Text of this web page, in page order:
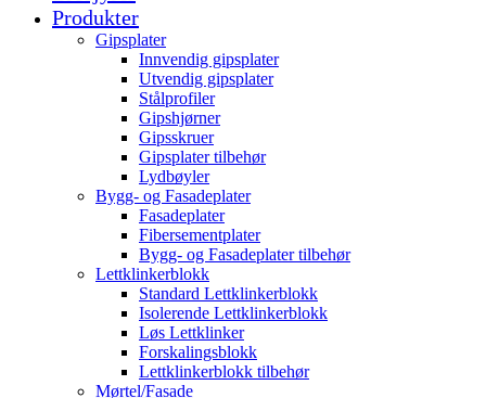
Produkter
Gipsplater
Innvendig gipsplater
Utvendig gipsplater
Stålprofiler
Gipshjørner
Gipsskruer
Gipsplater tilbehør
Lydbøyler
Bygg- og Fasadeplater
Fasadeplater
Fibersementplater
Bygg- og Fasadeplater tilbehør
Lettklinkerblokk
Standard Lettklinkerblokk
Isolerende Lettklinkerblokk
Løs Lettklinker
Forskalingsblokk
Lettklinkerblokk tilbehør
Mørtel/Fasade